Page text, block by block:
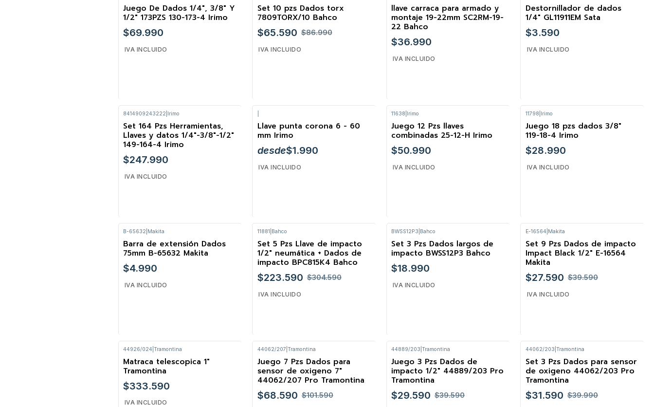
Juego De Dados 1/4″, 3/8″ Y
1/2″ 173PZS 130-173-4 Irimo
$69.990
IVA INCLUIDO
-25%
Set 10 pzs Dados torx
7809TORX/10 Bahco
$65.590 $86.990
IVA INCLUIDO
llave carraca para armado y
montaje 19-22mm SC2RM-19-
22 Bahco
$36.990
IVA INCLUIDO
Destornillador de dados
1/4" GL11911EM Sata
$3.590
IVA INCLUIDO
8414909243222 Irimo
Set 164 Pzs Herramientas,
Llaves y datos 1/4"-3/8"-1/2"
149-164-4 Irimo
$247.990
IVA INCLUIDO
Llave punta corona 6 - 60
mm Irimo
desde$1.990
IVA INCLUIDO
11638 Irimo
Juego 12 Pzs llaves
combinadas 25-12-H Irimo
$50.990
IVA INCLUIDO
11798 Irimo
Juego 18 pzs dados 3/8"
119-18-4 Irimo
$28.990
IVA INCLUIDO
B-65632 Makita
Barra de extensión Dados
75mm B-65632 Makita
$4.990
IVA INCLUIDO
-27%
11881 Bahco
Set 5 Pzs Llave de impacto
1/2" neumática + Dados de
impacto BPC815K4 Bahco
$223.590 $304.590
IVA INCLUIDO
BWSS12P3 Bahco
Set 3 Pzs Dados largos de
impacto BWSS12P3 Bahco
$18.990
IVA INCLUIDO
-30%
E-16564 Makita
Set 9 Pzs Dados de impacto
Impact Black 1/2" E-16564
Makita
$27.590 $39.590
IVA INCLUIDO
44926/024 Tramontina
Matraca telescopica 1"
Tramontina
$333.590
IVA INCLUIDO
-32%
44062/207 Tramontina
Juego 7 Pzs Dados para
sensor de oxigeno 7"
44062/207 Pro Tramontina
$68.590 $101.590
-25%
44889/203 |Tramontina
Juego 3 Pzs Dados de
impacto 1/2" 44889/203 Pro
Tramontina
$29.590 $39.590
-21%
44062/203 Tramontina
Set 3 Pzs Dados para sensor
de oxigeno 44062/203 Pro
Tramontina
$31.590 $39.990